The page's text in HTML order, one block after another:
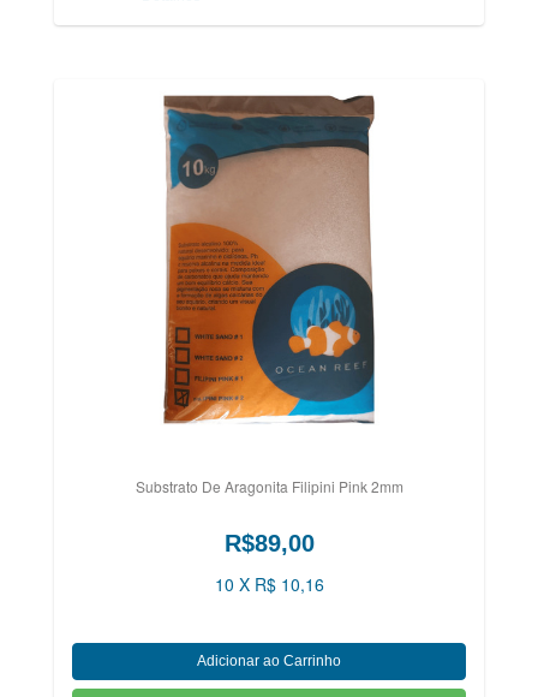
Substrato De Aragonita Filipini Pink 2mm
R$89,00
10 X R$ 10,16